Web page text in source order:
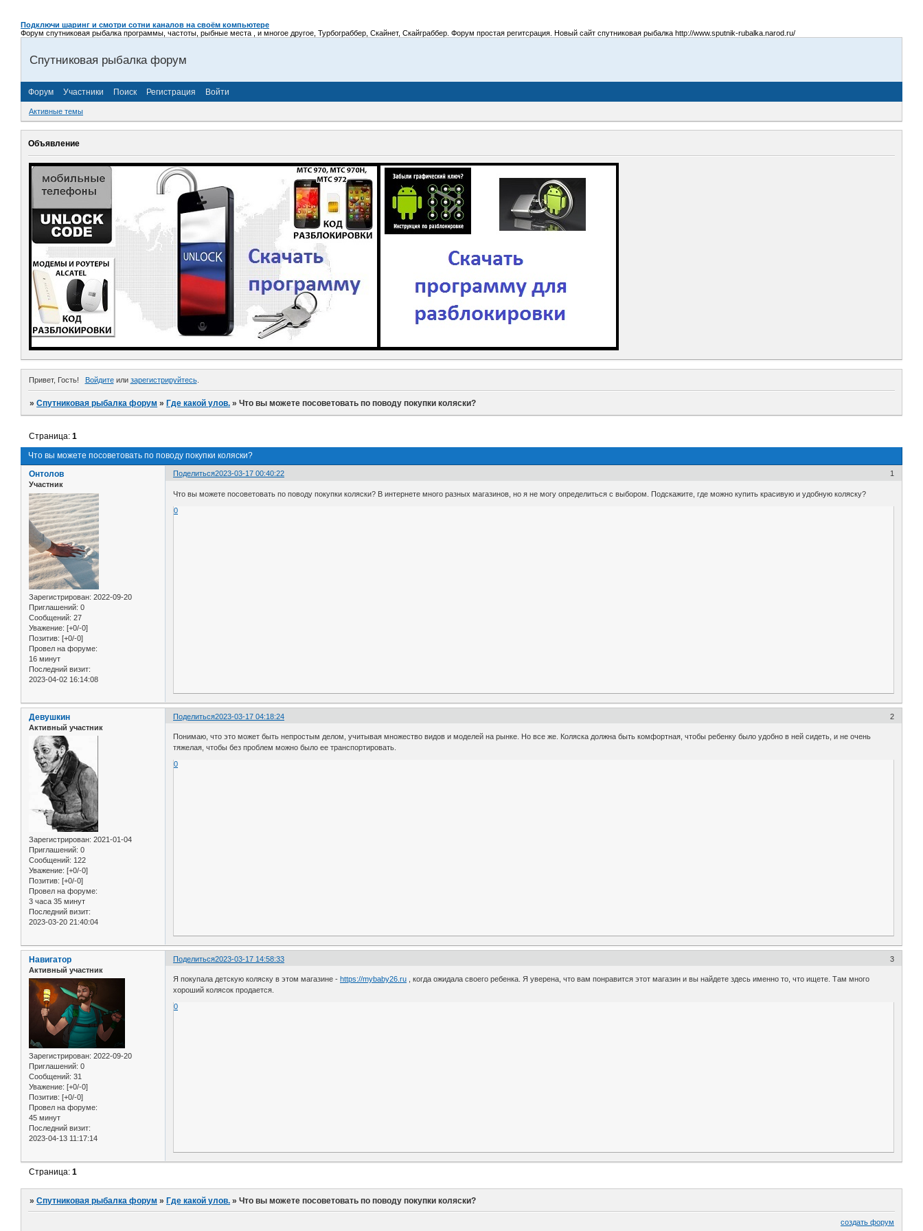
Подключи шаринг и смотри сотни каналов на своём компьютере
Форум спутниковая рыбалка программы, частоты, рыбные места , и многое другое, Турбограббер, Скайнет, Скайграббер. Форум простая регитсрация. Новый сайт спутниковая рыбалка http://www.sputnik-rubalka.narod.ru/
Спутниковая рыбалка форум
Форум Участники Поиск Регистрация Войти
Активные темы
Объявление
Привет, Гость! Войдитеили зарегистрируйтесь.
»Спутниковая рыбалка форум » Где какой улов. »Что вы можете посоветовать по поводу покупки коляски?
Что вы можете посоветовать по поводу покупки коляски?
Страница:1
Поделиться 1
2023-03-17 00:40:22
Онтолов
Участник
Зарегистрирован: 2022-09-20
Приглашений: 0
Сообщений: 27
Уважение: [+0/-0]
Позитив: [+0/-0]
Провел на форуме:
16 минут
Последний визит:
2023-04-02 16:14:08
Что вы можете посоветовать по поводу покупки коляски? В интернете много разных магазинов, но я не могу определиться с выбором. Подскажите, где можно купить красивую и удобную коляску?
0
Поделиться 2
2023-03-17 04:18:24
Девушкин
Активный участник
Зарегистрирован: 2021-01-04
Приглашений: 0
Сообщений: 122
Уважение: [+0/-0]
Позитив: [+0/-0]
Провел на форуме:
3 часа 35 минут
Последний визит:
2023-03-20 21:40:04
Понимаю, что это может быть непростым делом, учитывая множество видов и моделей на рынке. Но все же. Коляска должна быть комфортная, чтобы ребенку было удобно в ней сидеть, и не очень
тяжелая, чтобы без проблем можно было ее транспортировать.
0
Поделиться 3
2023-03-17 14:58:33
Навигатор
Активный участник
Зарегистрирован: 2022-09-20
Приглашений: 0
Сообщений: 31
Уважение: [+0/-0]
Позитив: [+0/-0]
Провел на форуме:
45 минут
Последний визит:
2023-04-13 11:17:14
Я покупала детскую коляску в этом магазине - https://mybaby26.ru , когда ожидала своего ребенка. Я уверена, что вам понравится этот магазин и вы найдете здесь именно то, что ищете. Там много
хороший колясок продается.
0
Страница:1
»Спутниковая рыбалка форум »Где какой улов. »Что вы можете посоветовать по поводу покупки коляски?
создать форум